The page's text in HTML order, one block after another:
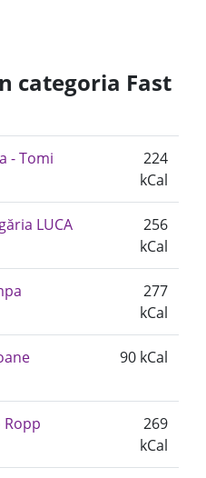
categoria Fast
- Tomi
224
kCal
LUCA
256
kCal
277
kCal
90 kCal
Ropp
269
kCal